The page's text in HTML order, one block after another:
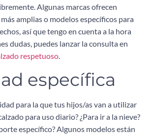
Algunas marcas ofrecen
amplias o modelos específicos para
así que tengo en cuenta a la hora
dudas, puedes lanzar la consulta en
respetuoso.
específica
para la que tus hijos/as van a utilizar
para uso diario? ¿Para ir a la nieve?
específico? Algunos modelos están